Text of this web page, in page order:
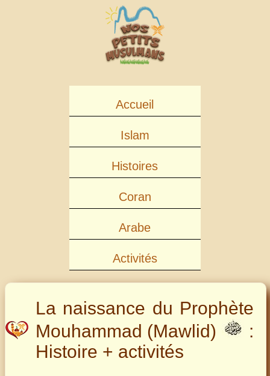
Accueil
Islam
Histoires
Coran
Arabe
Activités
La naissance du Prophète
Mouhammad (Mawlid)
:
Histoire + activités